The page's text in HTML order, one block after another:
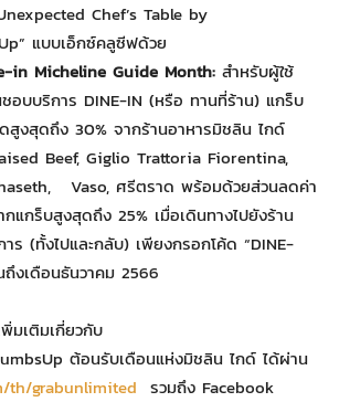
Chef’s Table by
แบบเอ็กซ์คลูซีฟด้วย
in Micheline Guide Month: สำหรับผู้ใช้
อบบริการ DINE-IN (หรือ ทานที่ร้าน) แกร็บ
งสุดถึง 30% จากร้านอาหารมิชลิน ไกด์
Beef, Giglio Trattoria Fiorentina,
Vaso, ศรีตราด พร้อมด้วยส่วนลดค่า
กแกร็บสูงสุดถึง 25% เมื่อเดินทางไปยังร้าน
าร (ทั้งไปและกลับ) เพียงกรอกโค้ด “DINE-
งเดือนธันวาคม 2566
มเติมเกี่ยวกับ
ต้อนรับเดือนแห่งมิชลิน ไกด์ ได้ผ่าน
th/grabunlimited รวมถึง Facebook